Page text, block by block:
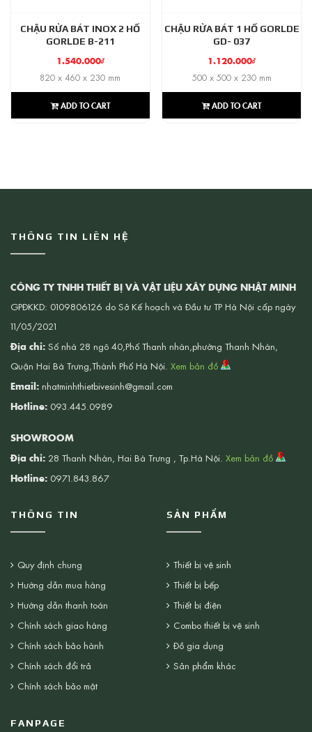
CHẬU RỬA BÁT INOX 2 HỐ
GORLDE B-211
1.540.000₫
820 x 460 x 230 mm
ADD TO CART
CHẬU RỬA BÁT 1 HỐ GORLDE
GD- 037
1.120.000₫
500 x 500 x 230 mm
ADD TO CART
THÔNG TIN LIÊN HỆ
CÔNG TY TNHH THIẾT BỊ VÀ VẬT LIỆU XÂY DỰNG NHẬT MINH
GPĐKKD: 0109806126 do Sở Kế hoạch và Đầu tư TP Hà Nội cấp ngày
11/05/2021
Địa chỉ: Số nhà 28 ngõ 40,Phố Thanh nhàn,phường Thanh Nhàn,
Quận Hai Bà Trưng,Thành Phố Hà Nội. Xem bản đồ
Email: nhatminhthietbivesinh@gmail.com
Hotline: 093.445.0989
SHOWROOM
Địa chỉ: 28 Thanh Nhàn, Hai Bà Trưng , Tp.Hà Nội. Xem bản đồ
Hotline: 0971.843.867
THÔNG TIN
Quy định chung
Hướng dẫn mua hàng
Hướng dẫn thanh toán
Chính sách giao hàng
Chính sách bảo hành
Chính sách đổi trả
Chính sách bảo mật
SẢN PHẨM
Thiết bị vệ sinh
Thiết bị bếp
Thiết bị điện
Combo thiết bị vệ sinh
Đồ gia dụng
Sản phẩm khác
FANPAGE